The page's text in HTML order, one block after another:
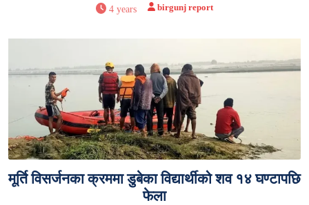
4 years birgunj report
मूर्ति विसर्जनका क्रममा डुबेका विद्यार्थीको शव १४ घण्टापछि
फेला